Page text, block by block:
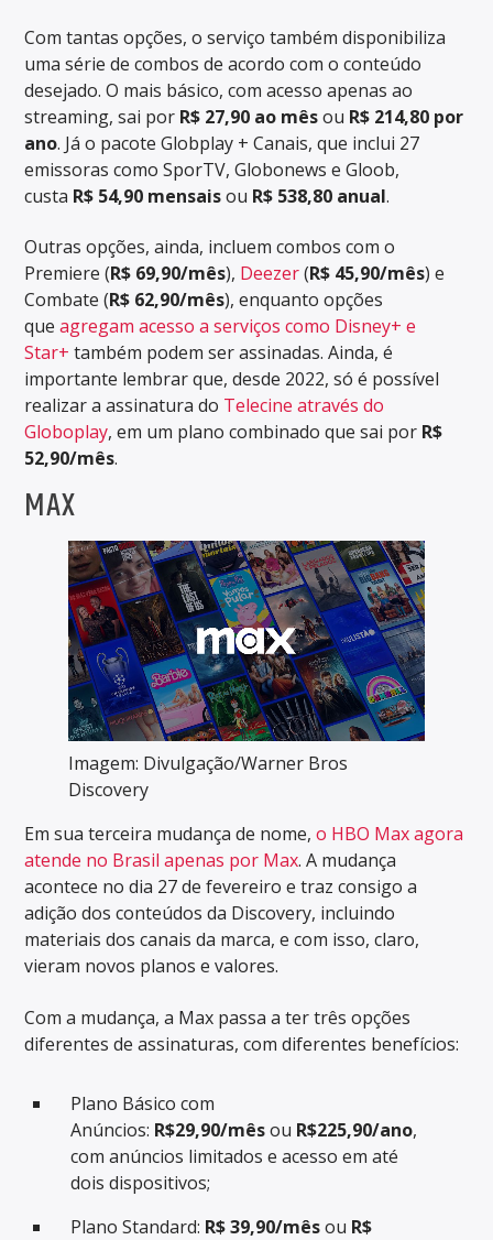
Com tantas opções, o serviço também disponibiliza
uma série de combos de acordo com o conteúdo
desejado. O mais básico, com acesso apenas ao
streaming, sai por R$ 27,90 ao mêsou R$ 214,80 por
ano. Já o pacote Globplay + Canais, que inclui 27
emissoras como SporTV, Globonews e Gloob,
custa R$ 54,90 mensaisou R$ 538,80 anual.
Outras opções, ainda, incluem combos com o
Premiere (R$ 69,90/mês), Deezer(R$ 45,90/mês) e
Combate (R$ 62,90/mês), enquanto opções
queagregam acesso a serviços como Disney+ e
Star+ também podem ser assinadas. Ainda, é
importante lembrar que, desde 2022, só é possível
realizar a assinatura do Telecine através do
Globoplay, em um plano combinado que sai por R$
52,90/mês.
MAX
Imagem: Divulgação/Warner Bros
Discovery
Em sua terceira mudança de nome,o HBO Max agora
atende no Brasil apenas por Max. A mudança
acontece no dia 27 de fevereiro e traz consigo a
adição dos conteúdos da Discovery, incluindo
materiais dos canais da marca, e com isso, claro,
vieram novos planos e valores.
Com a mudança, a Max passa a ter três opções
diferentes de assinaturas, com diferentes benefícios:
Plano Básico com
Anúncios: R$29,90/mêsou R$225,90/ano,
com anúncios limitados e acesso em até
dois dispositivos;
Plano Standard: R$ 39,90/mêsou R$